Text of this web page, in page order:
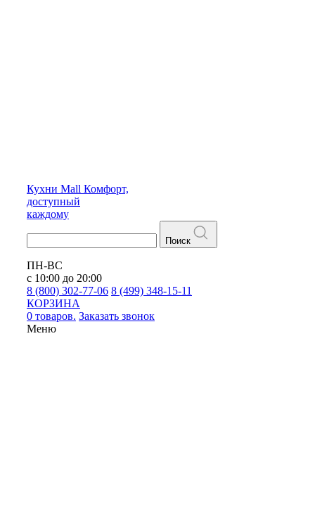
Кухни Mall Комфорт,
доступный
каждому
Поиск
ПН-ВС
с 10:00 до 20:00
8 (800) 302-77-06 8 (499) 348-15-11
КОРЗИНА
0 товаров. Заказать звонок
Меню